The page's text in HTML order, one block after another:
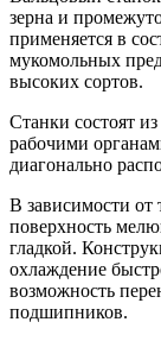
зерна и
применяется в
мукомольных
высоких сортов.
Станки состоят
рабочими
диагонально
В зависимости от
поверхность
гладкой.
охлаждение
возможность
подшипников.